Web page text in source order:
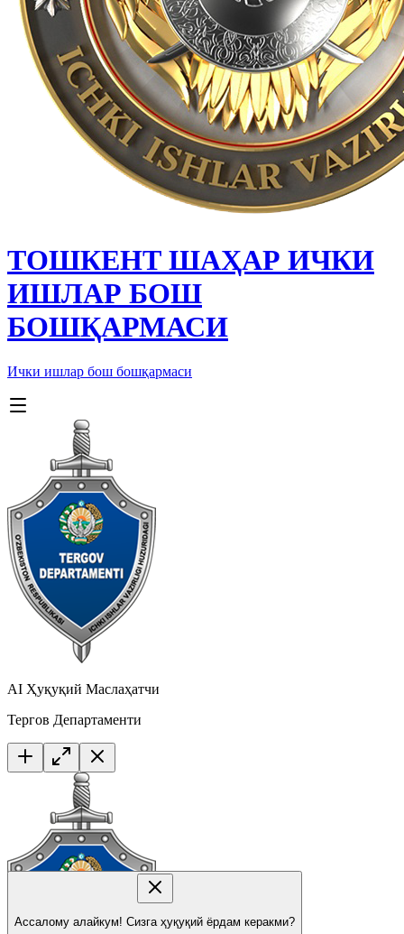
ТОШКЕНТ ШАҲАР ИЧКИ
ИШЛАР БОШ
БОШҚАРМАСИ
Ички ишлар бош бошқармаси
AI Ҳуқуқий Маслаҳатчи
Тергов Департаменти
Ассалому алайкум! Сизга ҳуқуқий ёрдам керакми?